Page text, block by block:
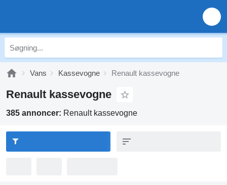
Vans Kassevogne Renault kassevogne
Renault kassevogne
385 annoncer: Renault kassevogne